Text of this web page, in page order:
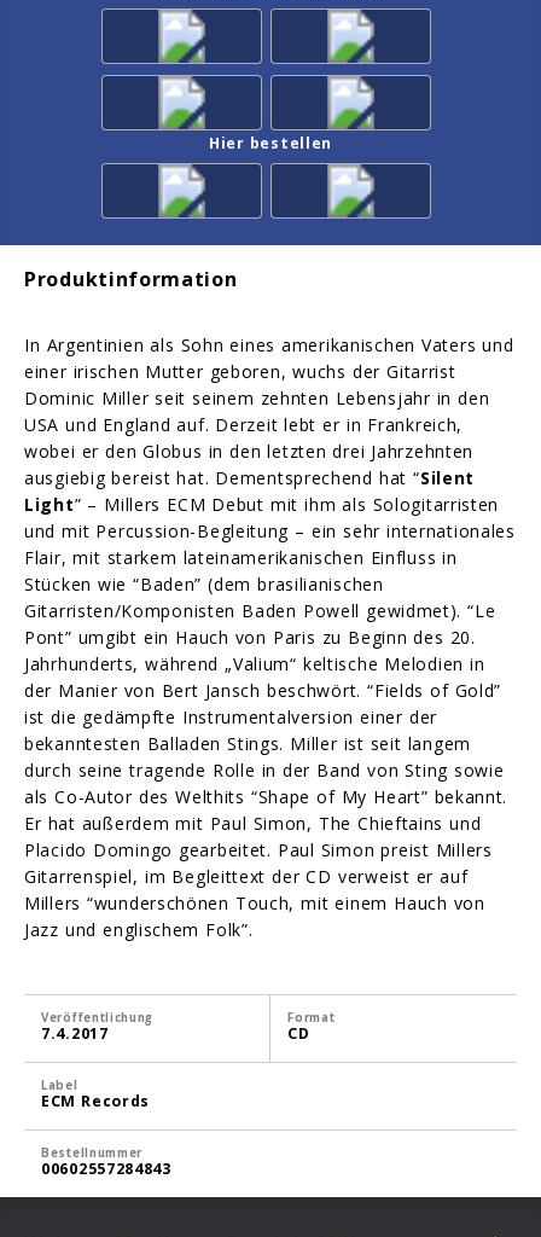
Hier bestellen
Produktinformation
In Argentinien als Sohn eines amerikanischen Vaters und
einer irischen Mutter geboren, wuchs der Gitarrist
Dominic Miller seit seinem zehnten Lebensjahr in den
USA und England auf. Derzeit lebt er in Frankreich,
wobei er den Globus in den letzten drei Jahrzehnten
ausgiebig bereist hat. Dementsprechend hat “Silent
Light” – Millers ECM Debut mit ihm als Sologitarristen
und mit Percussion-Begleitung – ein sehr internationales
Flair, mit starkem lateinamerikanischen Einfluss in
Stücken wie “Baden” (dem brasilianischen
Gitarristen/Komponisten Baden Powell gewidmet). “Le
Pont” umgibt ein Hauch von Paris zu Beginn des 20.
Jahrhunderts, während „Valium“ keltische Melodien in
der Manier von Bert Jansch beschwört. “Fields of Gold”
ist die gedämpfte Instrumentalversion einer der
bekanntesten Balladen Stings. Miller ist seit langem
durch seine tragende Rolle in der Band von Sting sowie
als Co-Autor des Welthits “Shape of My Heart” bekannt.
Er hat außerdem mit Paul Simon, The Chieftains und
Placido Domingo gearbeitet. Paul Simon preist Millers
Gitarrenspiel, im Begleittext der CD verweist er auf
Millers “wunderschönen Touch, mit einem Hauch von
Jazz und englischem Folk”.
Veröffentlichung
7.4.2017
Format
CD
Label
ECM Records
Bestellnummer
00602557284843